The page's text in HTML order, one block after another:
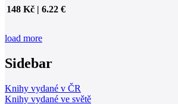
148 Kč | 6.22 €
load more
Sidebar
Knihy vydané v ČR
Knihy vydané ve světě